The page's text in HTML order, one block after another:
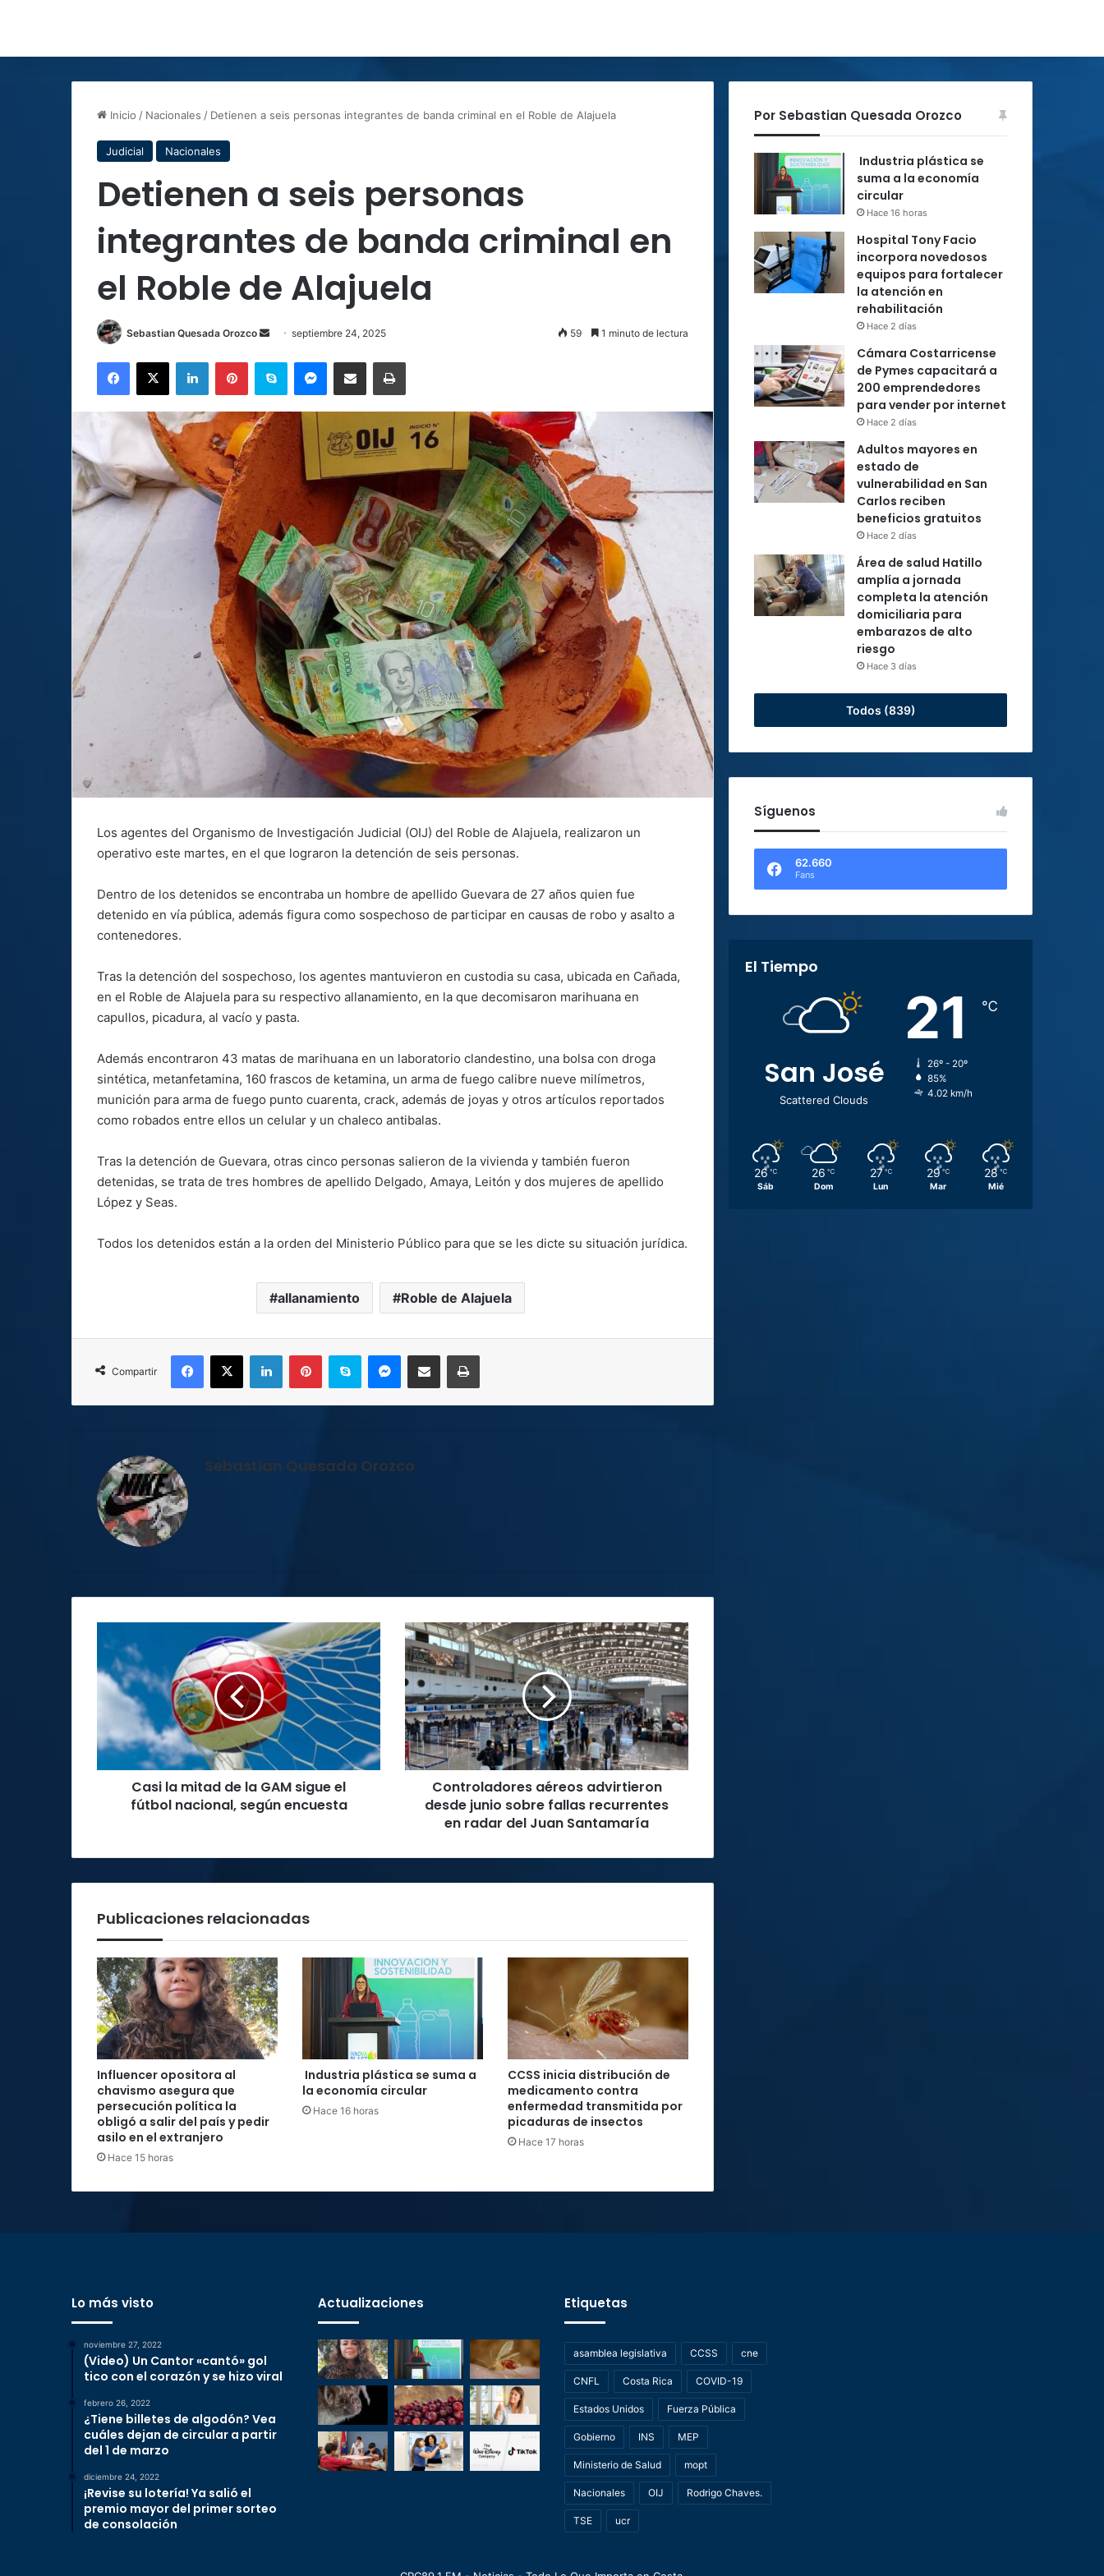
Inicio / Nacionales / Detienen a seis personas integrantes de banda criminal en el Roble de Alajuela
Judicial Nacionales
Detienen a seis personas
integrantes de banda criminal en
el Roble de Alajuela
Sebastian Quesada Orozco
Send
email
septiembre 24, 2025 59 1 minuto de lectura
Facebook
X LinkedInPinterestSkype MessengerCompartir por correo electrónicoImprimir
Los agentes del Organismo de Investigación Judicial (OIJ) del Roble de Alajuela, realizaron un
operativo este martes, en el que lograron la detención de seis personas.
Dentro de los detenidos se encontraba un hombre de apellido Guevara de 27 años quien fue
detenido en vía pública, además figura como sospechoso de participar en causas de robo y asalto a
contenedores.
Tras la detención del sospechoso, los agentes mantuvieron en custodia su casa, ubicada en Cañada,
en el Roble de Alajuela para su respectivo allanamiento, en la que decomisaron marihuana en
capullos, picadura, al vacío y pasta.
Además encontraron 43 matas de marihuana en un laboratorio clandestino, una bolsa con droga
sintética, metanfetamina, 160 frascos de ketamina, un arma de fuego calibre nueve milímetros,
munición para arma de fuego punto cuarenta, crack, además de joyas y otros artículos reportados
como robados entre ellos un celular y un chaleco antibalas.
Tras la detención de Guevara, otras cinco personas salieron de la vivienda y también fueron
detenidas, se trata de tres hombres de apellido Delgado, Amaya, Leitón y dos mujeres de apellido
López y Seas.
Todos los detenidos están a la orden del Ministerio Público para que se les dicte su situación jurídica.
allanamiento Roble de Alajuela
Compartir
Facebook
X LinkedInPinterestSkype MessengerCompartir por correo electrónicoImprimir
Sebastian Quesada Orozco
mitad
de
sigue
el
fútbol
nacional,Casi la mitad de la GAM sigue el
fútbol nacional, según encuesta
Controladores
aéreos
advirtieron
desde
junio
sobre
fallas
recurrentes
en
Controladores aéreos advirtieron
desde junio sobre fallas recurrentes
en radar del Juan Santamaría
Publicaciones relacionadas
Influencer opositora al
chavismo asegura que
persecución política la
obligó a salir del país y pedir
asilo en el extranjero
Hace 15 horas
Industria plástica se suma a
la economía circular
Hace 16 horas
CCSS inicia distribución de
medicamento contra
enfermedad transmitida por
picaduras de insectos
Hace 17 horas
Por Sebastian Quesada Orozco
Industria plástica se
suma a la economía
circular
Hace 16 horas
Hospital Tony Facio
incorpora novedosos
equipos para fortalecer
la atención en
rehabilitación
Hace 2 días
Cámara Costarricense
de Pymes capacitará a
200 emprendedores
para vender por internet
Hace 2 días
Adultos mayores en
estado de
vulnerabilidad en San
Carlos reciben
beneficios gratuitos
Hace 2 días
Área de salud Hatillo
amplía a jornada
completa la atención
domiciliaria para
embarazos de alto
riesgo
Hace 3 días
Todos (839)
Síguenos
62.660
Fans
El Tiempo
San José
Scattered Clouds
21 ℃
26º - 20º
85%
4.02 km/h
26 ℃
Sáb
26 ℃
Dom
27 ℃
Lun
29 ℃
Mar
28 ℃
Mié
Lo más visto
noviembre 27, 2022
(Video) Un Cantor «cantó» gol
tico con el corazón y se hizo viral
febrero 26, 2022
¿Tiene billetes de algodón? Vea
cuáles dejan de circular a partir
del 1 de marzo
diciembre 24, 2022
¡Revise su lotería! Ya salió el
premio mayor del primer sorteo
de consolación
Actualizaciones Etiquetas
asamblea legislativa CCSS cne
CNFL Costa Rica COVID-19
Estados Unidos Fuerza Pública
Gobierno INS MEP
Ministerio de Salud mopt
Nacionales OIJ Rodrigo Chaves.
TSE ucr